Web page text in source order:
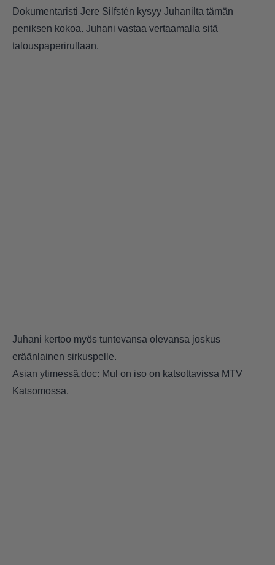
Dokumentaristi Jere Silfstén kysyy Juhanilta tämän
peniksen kokoa. Juhani vastaa vertaamalla sitä
talouspaperirullaan.
Juhani kertoo myös tuntevansa olevansa joskus
eräänlainen sirkuspelle.
Asian ytimessä.doc: Mul on iso on katsottavissa MTV
Katsomossa.